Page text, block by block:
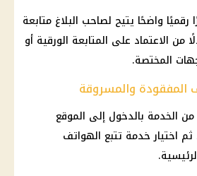
رقميًا واضحًا يتيح لصاحب البلاغ متابعة
من الاعتماد على المتابعة الورقية أو
المختصة.
المفقودة والمسروقة
الخدمة بالدخول إلى الموقع
ثم اختيار خدمة تتبع الهواتف